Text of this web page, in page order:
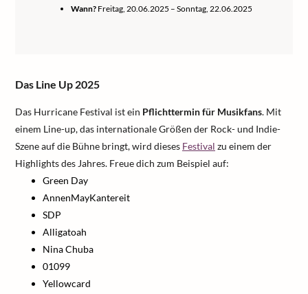
Wann? Freitag, 20.06.2025 – Sonntag, 22.06.2025
Das Line Up 2025
Das Hurricane Festival ist ein Pflichttermin für Musikfans. Mit
einem Line-up, das internationale Größen der Rock- und Indie-
Szene auf die Bühne bringt, wird dieses Festival zu einem der
Highlights des Jahres. Freue dich zum Beispiel auf:
Green Day
AnnenMayKantereit
SDP
Alligatoah
Nina Chuba
01099
Yellowcard